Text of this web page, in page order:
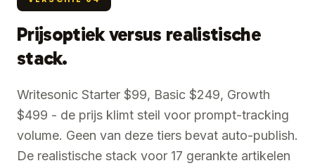
Prijsoptiek versus realistische
stack.
Writesonic Starter $99, Basic $249, Growth
$499 - de prijs klimt steil voor prompt-tracking
volume. Geen van deze tiers bevat auto-publish.
De realistische stack voor 17 gerankte artikelen